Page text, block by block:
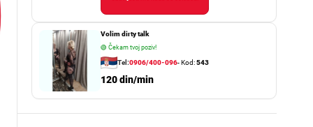
Volim dirty talk
🟢 Čekam tvoj poziv!
Tel:0906/400-096- Kod:543
120 din/min